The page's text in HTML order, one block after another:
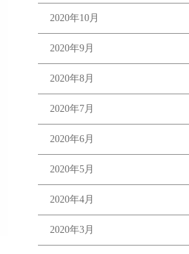
2020年10月
2020年9月
2020年8月
2020年7月
2020年6月
2020年5月
2020年4月
2020年3月